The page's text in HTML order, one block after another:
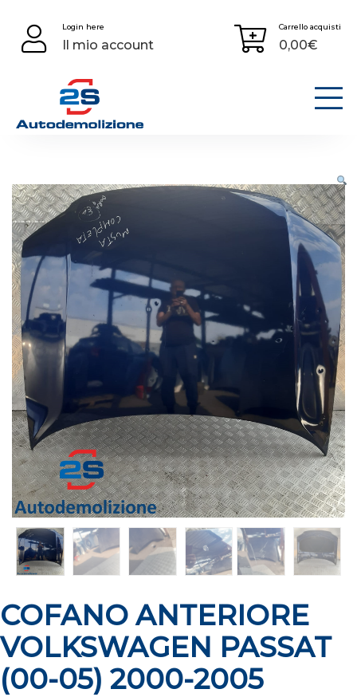
content
Login here
Il mio account
Carrello acquisti
0,00€
COFANO ANTERIORE
VOLKSWAGEN PASSAT
(00-05) 2000-2005